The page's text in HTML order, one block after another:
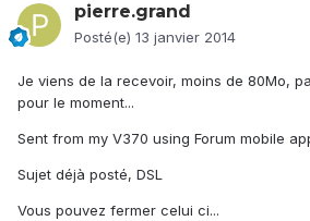
pierre.grand
Posté(e) 13 janvier 2014
Je viens de la recevoir, moins de 80Mo,
pour le moment...
Sent from my V370 using Forum mobile
Sujet déjà posté, DSL
Vous pouvez fermer celui ci...